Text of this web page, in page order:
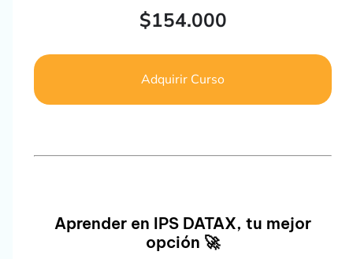
$154.000
Adquirir Curso
Aprender en IPS DATAX, tu mejor
opción 🚀